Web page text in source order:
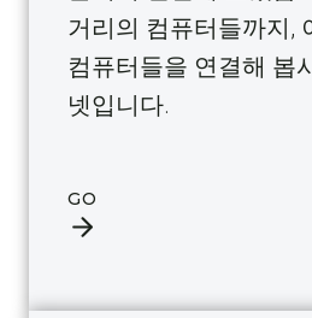
거리의 컴퓨터들까지,
컴퓨터들을 연결해 봅
넷입니다.
GO